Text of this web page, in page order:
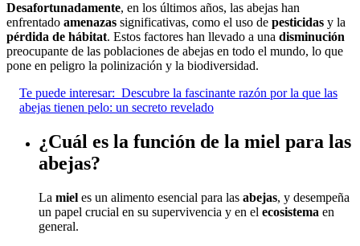
Desafortunadamente, en los últimos años, las abejas han
enfrentado amenazas significativas, como el uso de pesticidas y la
pérdida de hábitat. Estos factores han llevado a una disminución
preocupante de las poblaciones de abejas en todo el mundo, lo que
pone en peligro la polinización y la biodiversidad.
Te puede interesar: Descubre la fascinante razón por la que las
abejas tienen pelo: un secreto revelado
¿Cuál es la función de la miel para las
abejas?
La miel es un alimento esencial para las abejas, y desempeña
un papel crucial en su supervivencia y en el ecosistema en
general.